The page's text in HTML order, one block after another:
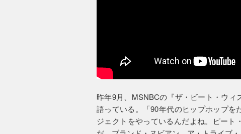
昨年9月、MSNBCの『ザ・ビート・ウ
語っている。「90年代のヒップホップを
ジェクトをやっているんだよね。ピート